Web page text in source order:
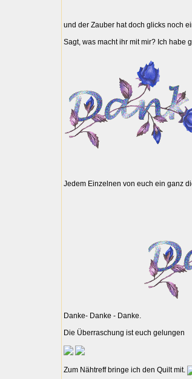
und der Zauber hat doch glicks noch
Sagt, was macht ihr mit mir? Ich habe
Jedem Einzelnen von euch ein ganz
Danke- Danke - Danke.
Die Überraschung ist euch gelungen
Zum Nähtreff bringe ich den Quilt mit.